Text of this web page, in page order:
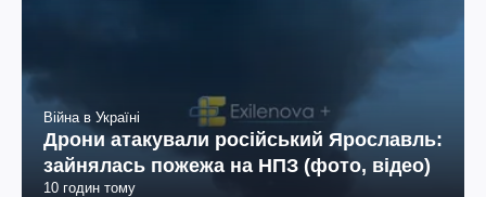
Війна в Україні
Дрони атакували російський Ярославль:
зайнялась пожежа на НПЗ (фото, відео)
10 годин тому